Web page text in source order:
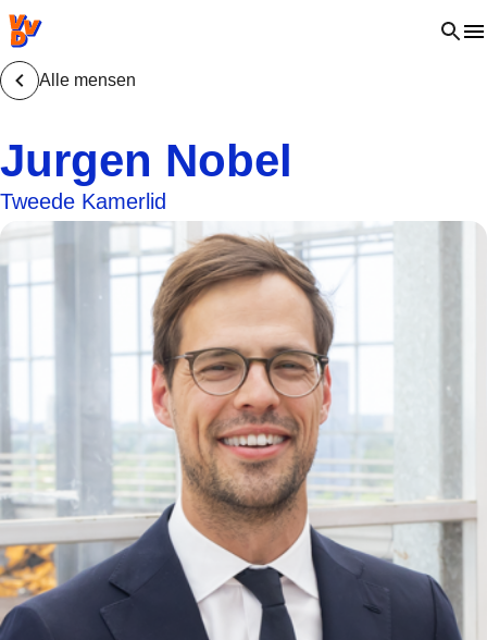
VVD.nl - Ga naar de homepage Open
Alle mensen
Jurgen Nobel
Tweede Kamerlid